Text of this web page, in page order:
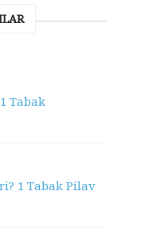
Tabak
1 Tabak Pilav